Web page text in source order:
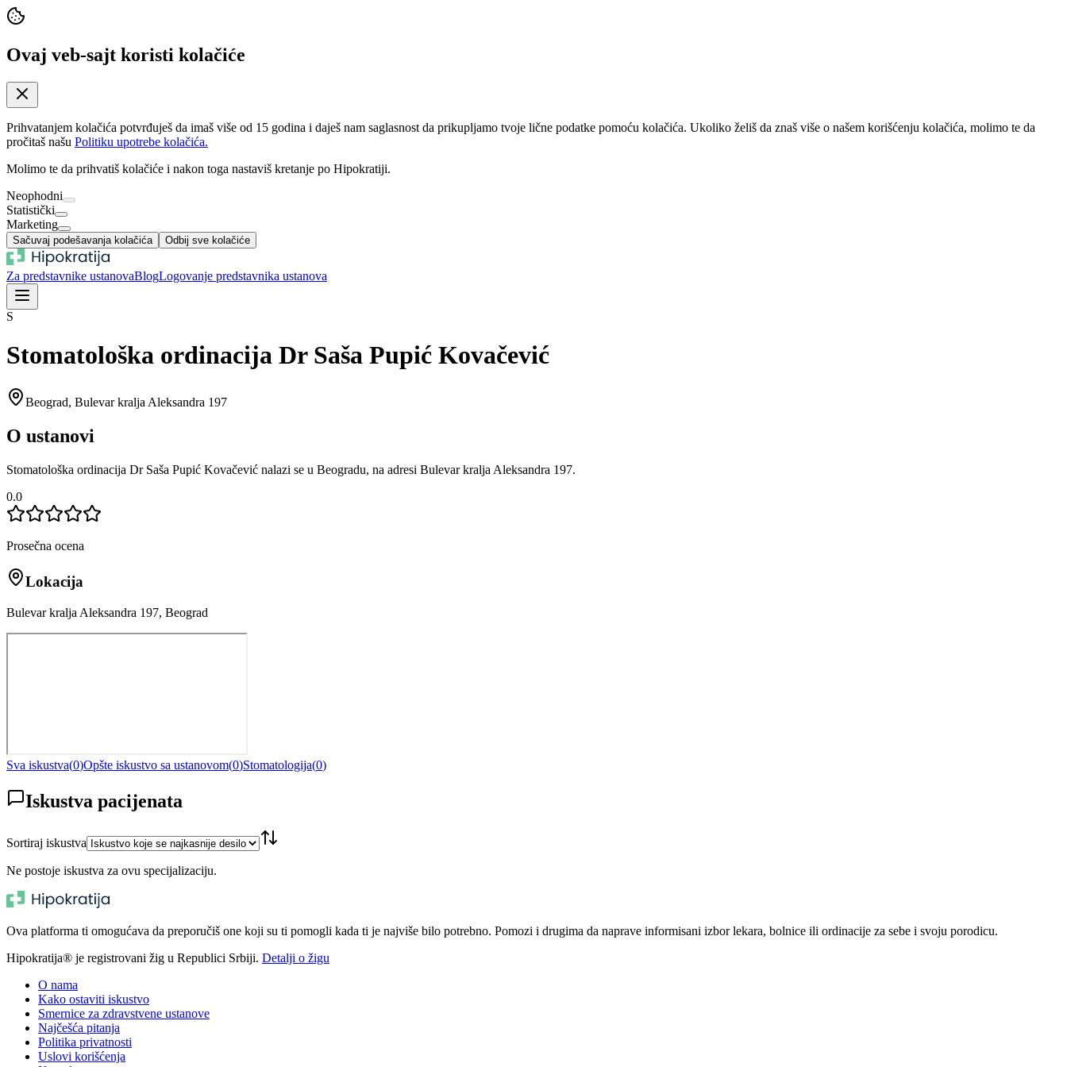
Ovaj veb-sajt koristi kolačiće
Prihvatanjem kolačića potvrđuješ da imaš više od 15 godina i daješ nam saglasnost da prikupljamo tvoje lične podatke pomoću kolačića. Ukoliko želiš da znaš više o našem korišćenju kolačića, molimo te da
pročitaš našu Politiku upotrebe kolačića.
Molimo te da prihvatiš kolačiće i nakon toga nastaviš kretanje po Hipokratiji.
Neophodni
Statistički
Marketing
Sačuvaj podešavanja kolačića Odbij sve kolačiće
Za predstavnike ustanovaBlogLogovanje predstavnika ustanova
S
Stomatološka ordinacija Dr Saša Pupić Kovačević
Beograd, Bulevar kralja Aleksandra 197
O ustanovi
Stomatološka ordinacija Dr Saša Pupić Kovačević nalazi se u Beogradu, na adresi Bulevar kralja Aleksandra 197.
0.0
Prosečna ocena
Lokacija
Bulevar kralja Aleksandra 197, Beograd
Sva iskustva(0)Opšte iskustvo sa ustanovom(0)Stomatologija(0)
Iskustva pacijenata
Sortiraj iskustva
Ne postoje iskustva za ovu specijalizaciju.
Ova platforma ti omogućava da preporučiš one koji su ti pomogli kada ti je najviše bilo potrebno. Pomozi i drugima da naprave informisani izbor lekara, bolnice ili ordinacije za sebe i svoju porodicu.
Hipokratija® je registrovani žig u Republici Srbiji. Detalji o žigu
O nama
Kako ostaviti iskustvo
Smernice za zdravstvene ustanove
Najčešća pitanja
Politika privatnosti
Uslovi korišćenja